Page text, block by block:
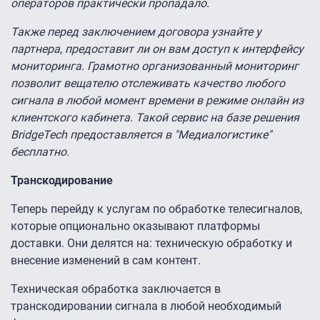
операторов практически пропадало.
Также перед заключением договора узнайте у
партнера, предоставит ли он вам доступ к интерфейсу
мониторинга. Грамотно организованный мониторинг
позволит вещателю отслеживать качество любого
сигнала в любой момент времени в режиме онлайн из
клиентского кабинета. Такой сервис на базе решения
BridgeTech предоставляется в "Медиалогистике"
бесплатно.
Транскодирование
Теперь перейду к услугам по обработке телесигналов,
которые опционально оказывают платформы
доставки. Они делятся на: техническую обработку и
внесение изменений в сам контент.
Техническая обработка заключается в
транскодировании сигнала в любой необходимый